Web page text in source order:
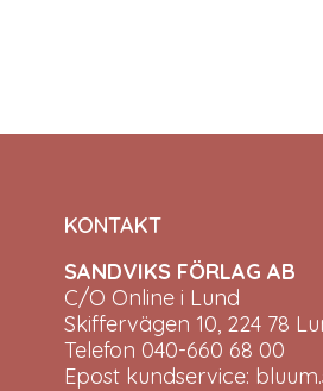
KONTAKT
SANDVIKS FÖRLAG AB
C/O Online i Lund
Skiffervägen 10, 224 78
Telefon 040-660 68 00
Epost kundservice: